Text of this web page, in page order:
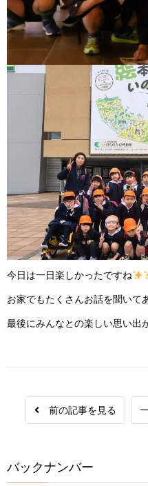
今日は一日楽しかったですね
お家でもたくさんお話を聞いて
最後にみんなとの楽しい思い出
前の記事を見る
バックナンバー